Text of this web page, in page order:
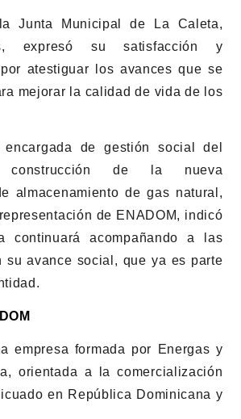
Junta Municipal de La Caleta,
expresó su satisfacción y
atestiguar los avances que se
mejorar la calidad de vida de los
de gestión social del
construcción de la nueva
almacenamiento de gas natural,
de ENADOM, indicó
continuará acompañando a las
su avance social, que ya es parte
empresa formada por Energas y
orientada a la comercialización
en República Dominicana y